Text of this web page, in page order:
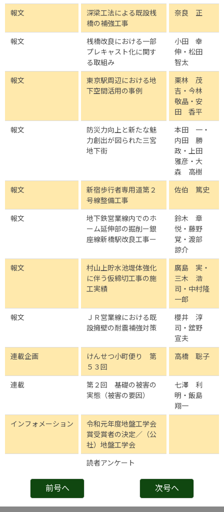
報文
深梁工法による既設桟
橋の補強工事
奈良 正
報文
桟橋改良における一部
プレキャスト化に関す
る取組み
小田 幸
伸・松田
智太
報文
東京駅周辺における地
下空間活用の事例
栗林 茂
吉・今林
敬晶・安
田 香平
報文
防災力向上と新たな魅
力創出が図られた三宮
地下街
本田 一・
内田 勝
政・上田
雅彦・大
森 高樹
報文
新宿歩行者専用道第２
号線整備工事
佐伯 篤史
報文
地下鉄営業線内でのホ
ーム延伸部の掘削ー銀
座線新橋駅改良工事ー
鈴木 章
悦・藤野
覚・渡部
諒介
報文
村山上貯水池堤体強化
に伴う仮締切工事の施
工実績
廣島 実・
三木 浩
司・中村隆
一郎
報文
ＪＲ営業線における既
設擁壁の耐震補強対策
櫻井 淳
司・舘野
宣夫
連載企画
けんせつ小町便り 第
５３回
高橋 聡子
連載
第２回 基礎の被害の
実態（被害の要因）
七澤 利
明・飯島
翔一
インフォメーション
令和元年度地盤工学会
賞受賞者の決定／（公
社）地盤工学会
読者アンケート
前号へ 次号へ